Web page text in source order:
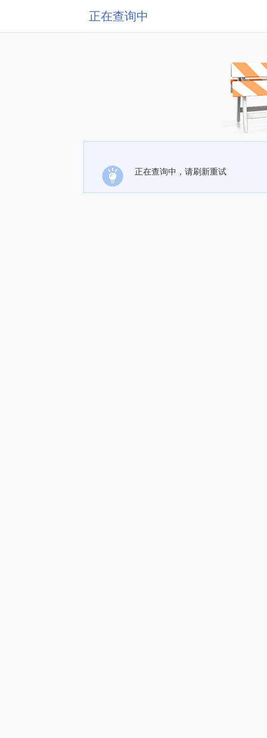
正在查询中
正在查询中，请刷新重试